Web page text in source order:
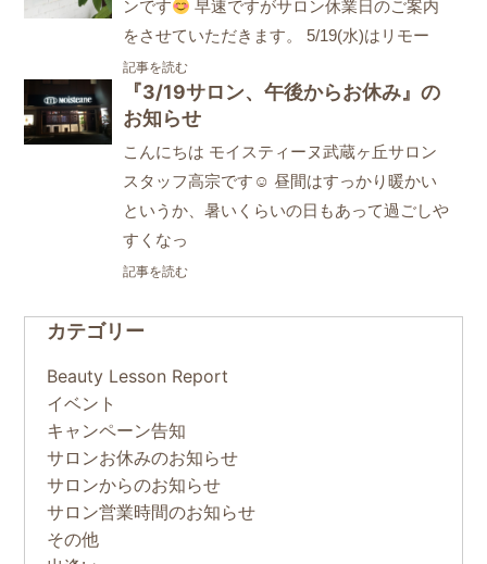
ンです
早速ですがサロン休業日のご案内
をさせていただきます。 5/19(水)はリモー
記事を読む
『3/19サロン、午後からお休み』の
お知らせ
こんにちは モイスティーヌ武蔵ヶ丘サロン
スタッフ高宗です☺ 昼間はすっかり暖かい
というか、暑いくらいの日もあって過ごしや
すくなっ
記事を読む
カテゴリー
Beauty Lesson Report
イベント
キャンペーン告知
サロンお休みのお知らせ
サロンからのお知らせ
サロン営業時間のお知らせ
その他